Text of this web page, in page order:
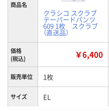
商品名
クラシコ スクラブ
テーパードパンツ
609 1枚 スクラブ
（直送品）
価格
(税込)
￥6,400
販売単位 1枚
サイズ EL